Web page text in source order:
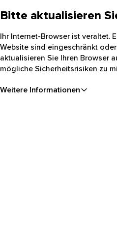
Bitte aktualisieren
Ihr Internet-Browser ist veraltet.
Website sind eingeschränkt
aktualisieren Sie Ihren Browser
mögliche Sicherheitsrisiken zu
Weitere Informationen